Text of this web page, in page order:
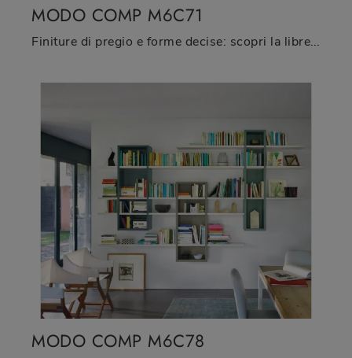
MODO COMP M6C71
Finiture di pregio e forme decise: scopri la libreria Modo Comp M6C71 di Sangiacomo tra le più esclusive Librerie moderne a muro.
MODO COMP M6C78